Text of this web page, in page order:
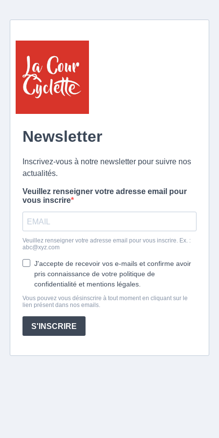
Newsletter
Inscrivez-vous à notre newsletter pour suivre nos
actualités.
Veuillez renseigner votre adresse email pour
vous inscrire
Veuillez renseigner votre adresse email pour vous inscrire. Ex. :
abc@xyz.com
J'accepte de recevoir vos e-mails et confirme avoir
pris connaissance de votre politique de
confidentialité et mentions légales.
Vous pouvez vous désinscrire à tout moment en cliquant sur le
lien présent dans nos emails.
S'INSCRIRE